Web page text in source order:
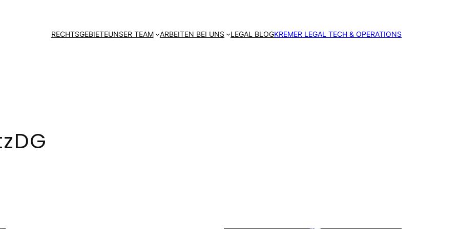
RECHTSGEBIETEUNSER TEAM ARBEITEN BEI UNS LEGAL BLOGKREMER LEGAL TECH & OPERATIONS